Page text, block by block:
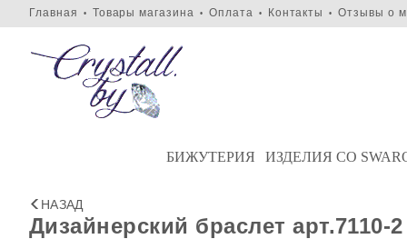
Главная • Товары магазина • Оплата • Контакты • Отзывы о
БИЖУТЕРИЯ ИЗДЕЛИЯ СО
НАЗАД
Дизайнерский браслет арт.7110-2